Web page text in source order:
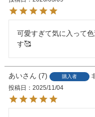
可愛すぎて気に入って
す🥰
あい 7 購入者
投稿日
2025/11/04